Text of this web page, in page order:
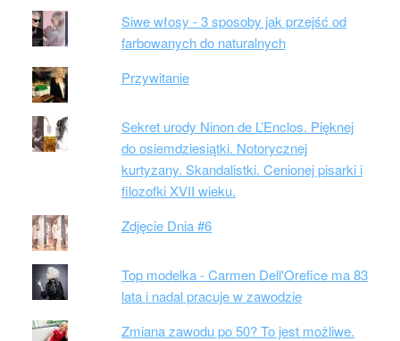
Siwe włosy - 3 sposoby jak przejść od
farbowanych do naturalnych
Przywitanie
Sekret urody Ninon de L’Enclos. Pięknej
do osiemdziesiątki. Notorycznej
kurtyzany. Skandalistki. Cenionej pisarki i
filozofki XVII wieku.
Zdjęcie Dnia #6
Top modelka - Carmen Dell'Orefice ma 83
lata i nadal pracuje w zawodzie
Zmiana zawodu po 50? To jest możliwe.